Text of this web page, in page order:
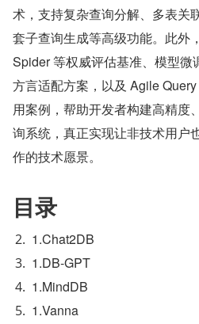
术，支持复杂查询分解、多表关
套子查询生成等高级功能。此外
Spider 等权威评估基准、模型微
方言适配方案，以及 Agile
用案例，帮助开发者构建高精度
询系统，真正实现让非技术用户
作的技术愿景。
目录
1.Chat2DB
1.DB-GPT
1.MindDB
1.Vanna